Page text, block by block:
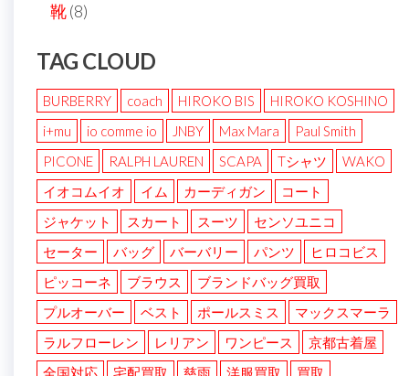
靴(8)
TAG CLOUD
BURBERRY coach HIROKO BIS
HIROKO KOSHINO
i+mu
io comme io JNBY Max Mara
Paul Smith
PICONE
RALPH LAUREN SCAPA Tシャツ
WAKO
イオコムイオ
イム カーディガン
コート
ジャケット
スカート スーツ
センソユニコ
セーター
バッグ バーバリー パンツ
ヒロコビス
ピッコーネ
ブラウス
ブランドバッグ買取
プルオーバー
ベスト ポールスミス
マックスマーラ
ラルフローレン
レリアン ワンピース
京都古着屋
全国対応
宅配買取 慈雨 洋服買取
買取